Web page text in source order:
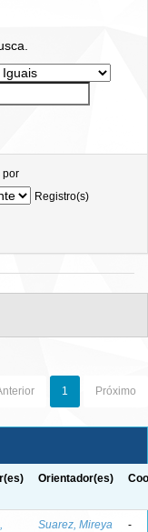
por
Registro(s)
1 Próximo
Orientador(es)
Suarez, Mireya -